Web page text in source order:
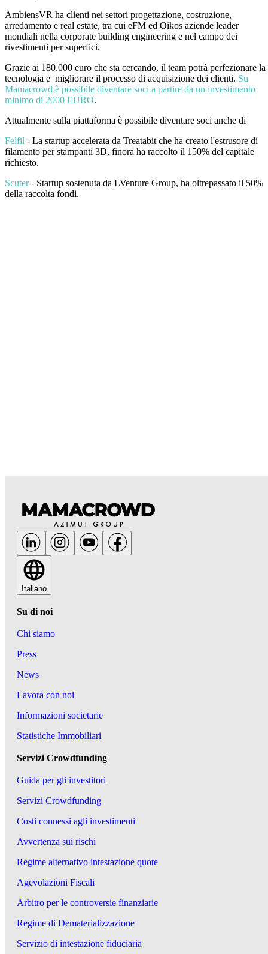
AmbiensVR ha clienti nei settori progettazione, costruzione,
arredamento e real estate, tra cui eFM ed Oikos aziende leader
mondiali nella corporate building engineering e nel campo dei
rivestimenti per superfici.
Grazie ai 180.000 euro che sta cercando, il team potrà perfezionare la
tecnologia e migliorare il processo di acquisizione dei clienti. Su
Mamacrowd è possibile diventare soci a partire da un investimento
minimo di 2000 EURO.
Attualmente sulla piattaforma è possibile diventare soci anche di
Felfil - La startup accelerata da Treatabit che ha creato l'estrusore di
filamento per stampanti 3D, finora ha raccolto il 150% del capitale
richiesto.
Scuter - Startup sostenuta da LVenture Group, ha oltrepassato il 50%
della raccolta fondi.
Italiano
Su di noi
Chi siamo
Press
News
Lavora con noi
Informazioni societarie
Statistiche Immobiliari
Servizi Crowdfunding
Guida per gli investitori
Servizi Crowdfunding
Costi connessi agli investimenti
Avvertenza sui rischi
Regime alternativo intestazione quote
Agevolazioni Fiscali
Arbitro per le controversie finanziarie
Regime di Dematerializzazione
Servizio di intestazione fiduciaria